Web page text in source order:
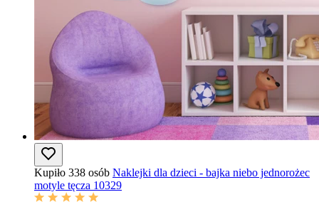
Kupiło 338 osób Naklejki dla dzieci - bajka niebo jednorożec
motyle tęcza 10329